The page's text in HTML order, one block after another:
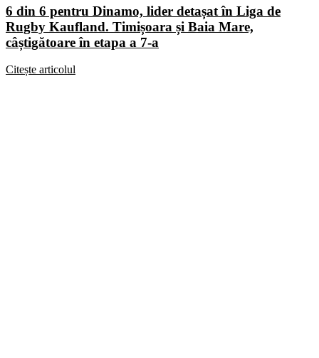
6 din 6 pentru Dinamo, lider detașat în Liga de
Rugby Kaufland. Timișoara și Baia Mare,
câștigătoare în etapa a 7-a
Citește articolul